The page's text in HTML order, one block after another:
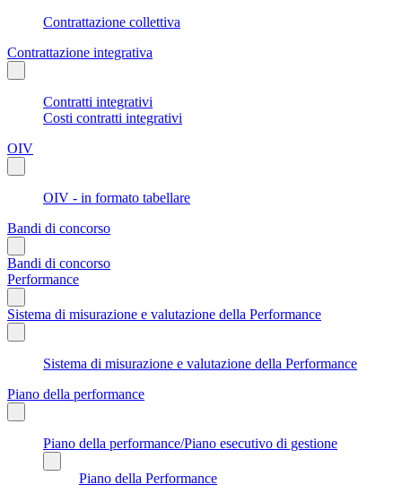
Contrattazione collettiva
Contrattazione integrativa
Contratti integrativi
Costi contratti integrativi
OIV
OIV - in formato tabellare
Bandi di concorso
Bandi di concorso
Performance
Sistema di misurazione e valutazione della Performance
Sistema di misurazione e valutazione della Performance
Piano della performance
Piano della performance/Piano esecutivo di gestione
Piano della Performance